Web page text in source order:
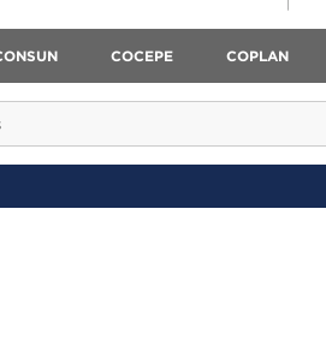
COCEPE COPLAN